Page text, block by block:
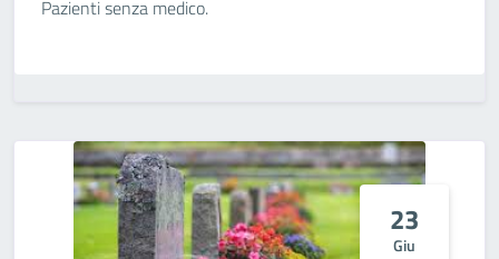
Pazienti senza medico.
23
Giu